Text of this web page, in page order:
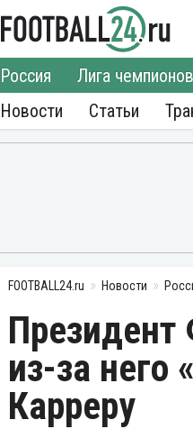
Новости
Россия Лига чемпионов
Статьи
FOOTBALL24.ru Новости
Президент
из-за него
Карреру